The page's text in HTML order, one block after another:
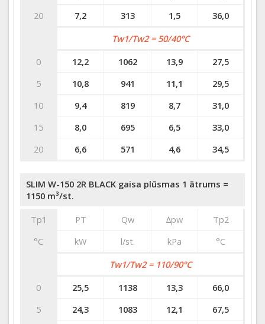
20
7,2
313 1,5 36,0
0
5
10
15
20
Tw1/Tw2 = 50/40°C
12,2
1062 13,9
27,5
10,8
941 11,1
29,5
9,4
819 8,7
31,0
8,0
695 6,5
33,0
6,6
571 4,6 34,5
SLIM W-150 2R BLACK gaisa plūsmas 1 ātrums =
1150 m³/st.
Tp1
°C
PT Qw ∆pw
Tp2
kW
l/st. kPa °C
0
5
Tw1/Tw2 = 110/90°C
25,5
1138 13,3
66,0
24,3
1083 12,1
67,5